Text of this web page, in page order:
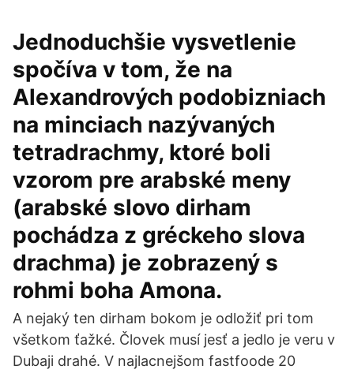
Jednoduchšie vysvetlenie
spočíva v tom, že na
Alexandrových podobizniach
na minciach nazývaných
tetradrachmy, ktoré boli
vzorom pre arabské meny
(arabské slovo dirham
pochádza z gréckeho slova
drachma) je zobrazený s
rohmi boha Amona.
A nejaký ten dirham bokom je odložiť pri tom
všetkom ťažké. Človek musí jesť a jedlo je veru v
Dubaji drahé. V najlacnejšom fastfoode 20